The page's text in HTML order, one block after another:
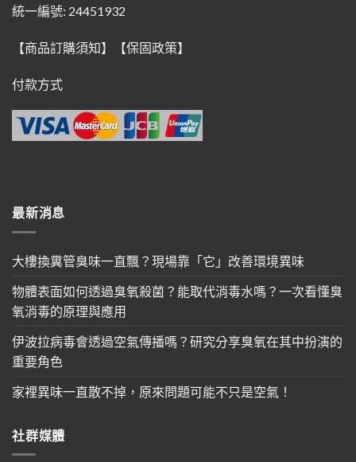
統一編號: 24451932
【商品訂購須知】 【保固政策】
付款方式
最新消息
大樓換糞管臭味一直飄？現場靠「它」改善環境異味
物體表面如何透過臭氧殺菌？能取代消毒水嗎？一次看懂臭
氧消毒的原理與應用
伊波拉病毒會透過空氣傳播嗎？研究分享臭氧在其中扮演的
重要角色
家裡異味一直散不掉，原來問題可能不只是空氣！
社群媒體